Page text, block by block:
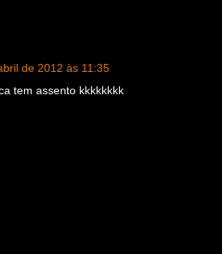
de 2012 às 11:35
tem assento kkkkkkkk